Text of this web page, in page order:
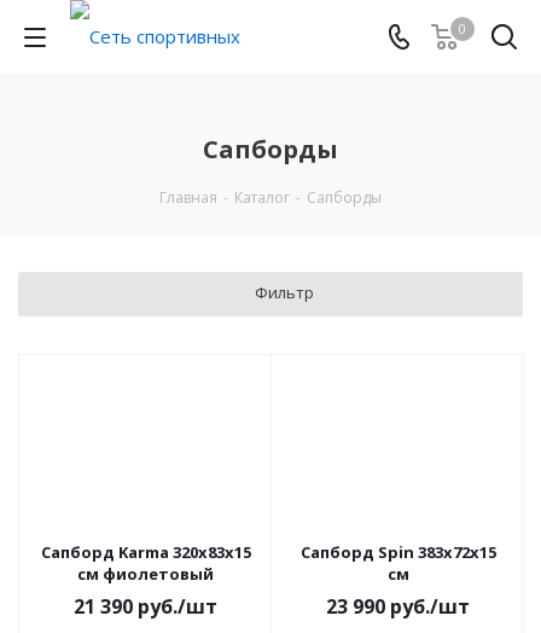
0
Сапборды
Главная - Каталог - Сапборды
Фильтр
Сапборд Karma 320x83x15
см фиолетовый
21 390 руб./шт
Сапборд Spin 383x72x15
см
23 990 руб./шт